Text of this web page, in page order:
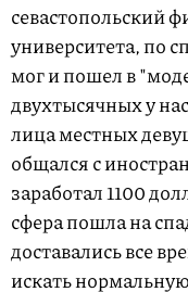
севастопольский
университета, по
мог и пошел в
двухтысячных у
лица местных
общался с
заработал 1100
сфера пошла на
доставались все
искать